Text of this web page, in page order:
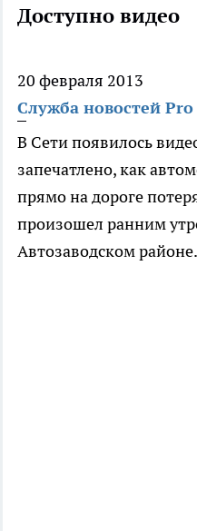
Доступно видео
20 февраля 2013
Служба новостей
В Сети появилось
запечатлено, как
прямо на дороге
произошел ранним
Автозаводском районе.